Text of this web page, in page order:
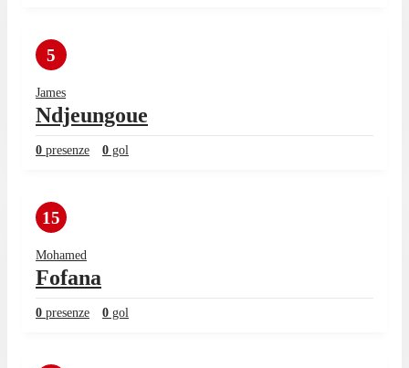
5
James
Ndjeungoue
0 presenze 0 gol
15
Mohamed
Fofana
0 presenze 0 gol